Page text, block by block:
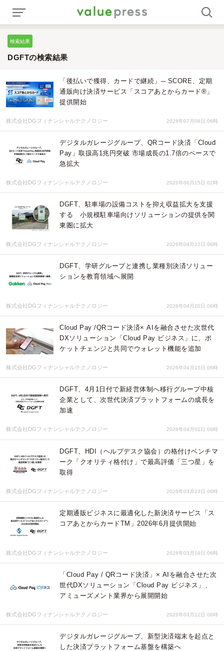
検索結果
DGFTの検索結果
「後払いで獲得、カードで継続」─ SCORE、定期
通販向け決済サービス「スコアあとからカード®」
提供開始
株式会社DGフィナンシャルテクノロジー 2026年07月08日 06時
デジタルガレージグループ、QRコード決済「Cloud
Pay」取扱高1兆円突破 市場成⻑の1.7倍のペースで
急拡⼤
株式会社DGフィナンシャルテクノロジー 2026年06月15日 02時
DGFT、駐車場の設備コストを抑え収益拡大を支援
する 小規模駐車場向けソリューションの提供を関
東圏に拡大
株式会社DGフィナンシャルテクノロジー 2026年04月22日 06時
DGFT、学研グループと連携し業種別決済ソリュー
ションを教育領域へ展開
株式会社DGフィナンシャルテクノロジー 2026年04月20日 06時
Cloud Pay /QRコード決済× AIを融合させた次世代
DXソリューション「Cloud Pay ビジネス」に、ポ
ケットチェンジと共同でウォレット機能を追加
株式会社DGフィナンシャルテクノロジー 2026年04月15日 06時
DGFT、4月1日付で新経営体制へ移行グループ中核
企業として、次世代決済プラットフォームの成長を
加速
株式会社DGフィナンシャルテクノロジー 2026年04月01日 06時
DGFT、HDI（ヘルプデスク協会）の格付けベンチマ
ーク「クオリティ格付け」で最高評価「三つ星」を
取得
株式会社DGフィナンシャルテクノロジー 2026年03月23日 06時
定期通販ビジネスに最適化した新決済サービス「ス
コアあとからカードTM」2026年6月提供開始
株式会社DGフィナンシャルテクノロジー 2026年03月19日 06時
「Cloud Pay / QRコード決済」× AIを融合させた次
世代DXソリューション「Cloud Pay ビジネス」、
アミューズメント業界から展開開始
株式会社DGフィナンシャルテクノロジー 2026年03月12日 06時
デジタルガレージグループ、新型決済端末を起点と
した決済プラットフォーム基盤を構築へ